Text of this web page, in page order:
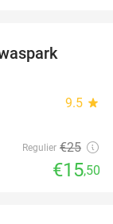
9.5 star
Regulier €25
€15,50